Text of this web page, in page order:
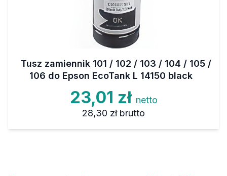
Tusz zamiennik 101 / 102 / 103 / 104 / 105 /
106 do Epson EcoTank L 14150 black
23,01 zł netto
28,30 zł brutto